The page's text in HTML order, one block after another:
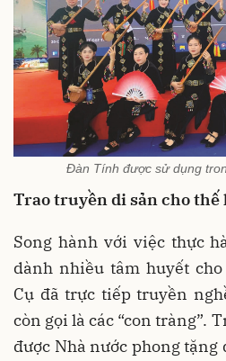
Đàn Tính được sử dụng
Trao truyền di sản cho thế
Song hành với việc thực
dành nhiều tâm huyết
Cụ đã trực tiếp truyền
còn gọi là các “con tràng”.
được Nhà nước phong